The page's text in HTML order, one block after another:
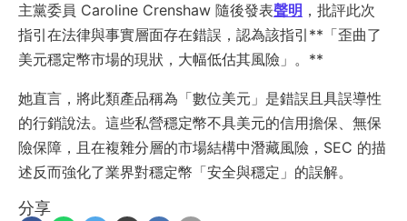
主黨委員 Caroline Crenshaw 隨後發表聲明 ，批評此次
指引在法律與事實層面存在錯誤，認為該指引**「歪曲了
美元穩定幣市場的現狀，大幅低估其風險」。**
她直言，將此類產品稱為「數位美元」是錯誤且具誤導性
的行銷說法。這些私營穩定幣不具美元的信用擔保、無保
險保障，且在複雜分層的市場結構中潛藏風險，SEC 的描
述反而強化了業界對穩定幣「安全與穩定」的誤解。
分享